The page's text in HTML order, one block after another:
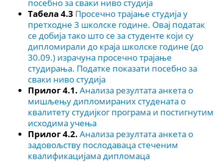
посебно за сваки ниво студија
Табела 4.3 Просечно трајање студија у
претходне 3 школске године. Овај податак
се добија тако што се за студенте који су
дипломирали до краја школске године (до
30.09.) израчуна просечно трајање
студирања. Податке показати посебно за
сваки ниво студија
Прилог 4.1. Анализа резултата анкета о
мишљењу дипломираних студената о
квалитету студијког програма и постигнутим
исходима учења
Прилог 4.2. Анализа резултата анкета о
задовољству послодаваца стеченим
квалификацијама дипломаца